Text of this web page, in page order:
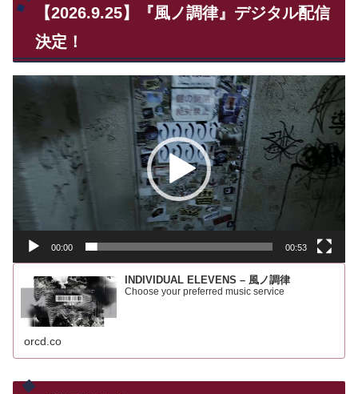
【2026.9.25】『風ノ調律』デジタル配信
決定！
レ
ー
ー
00:00 00:53
INDIVIDUAL ELEVENS – 風ノ調律
Choose your preferred music service
orcd.co